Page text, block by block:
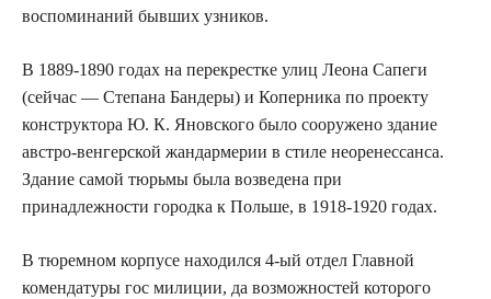
воспоминаний бывших узников.
В 1889-1890 годах на перекрестке улиц Леона Сапеги
(сейчас — Степана Бандеры) и Коперника по проекту
конструктора Ю. К. Яновского было сооружено здание
австро-венгерской жандармерии в стиле неоренессанса.
Здание самой тюрьмы была возведена при
принадлежности городка к Польше, в 1918-1920 годах.
В тюремном корпусе находился 4-ый отдел Главной
комендатуры гос милиции, да возможностей которого